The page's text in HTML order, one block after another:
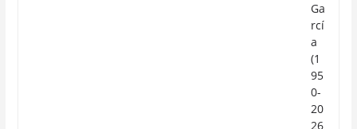
Ga
rcí
a
(1
95
0-
20
26